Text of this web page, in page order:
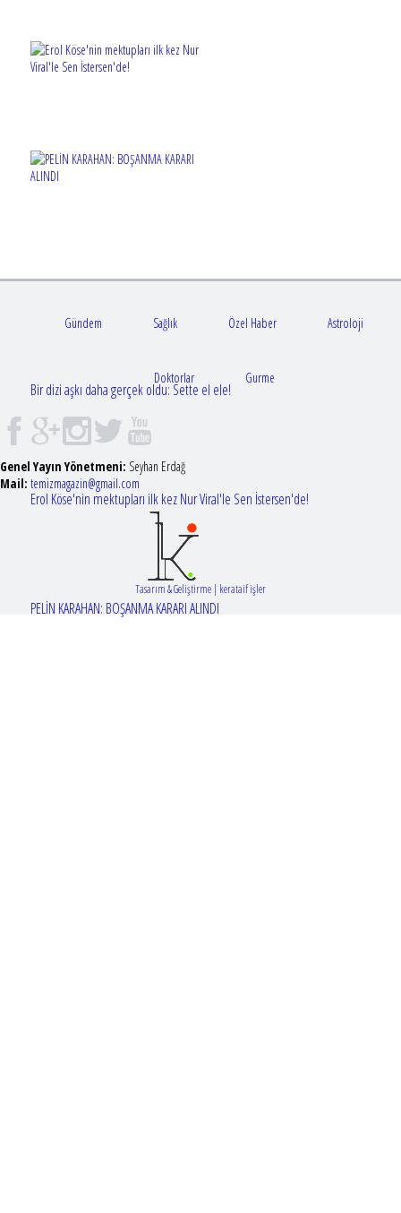
Bir dizi aşkı daha gerçek oldu: Sette el ele!
Erol Köse'nin mektupları ilk kez Nur Viral'le Sen İstersen'de!
PELİN KARAHAN: BOŞANMA KARARI ALINDI
Gündem Sağlık Özel Haber Astroloji
Doktorlar Gurme
Genel Yayın Yönetmeni: Seyhan Erdağ
Mail: temizmagazin@gmail.com
Tasarım & Geliştirme | kerataif işler